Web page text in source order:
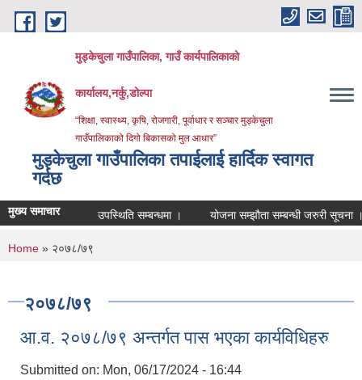
Skip to main content
मुड्केचुला गाउँपालिका, गाउँ कार्यपालिकाको
कार्यालय,नर्कु,डोल्पा
“शिक्षा, स्वास्थ्य, कृषि, रोजगारी, पूर्वाधार र सञ्चार मुड्केचुला
गाउँपालिकाको दिगो बिकासको मुल आधार”
मुड्केचुला गाउँपालिका तपाईलाई हार्दिक स्वागत
गर्दछ
मुख्य समाचार उपस्थिति सम्बन्धमा । योजना सम्झौता सम्बन्धी जरुरी सूचना ।
You are here
Home » २०७८/७९
२०७८/७९
आ.व. २०७८/७९ अन्तर्गत पास भएका कार्यविधिहरु
Submitted on: Mon, 06/17/2024 - 16:44